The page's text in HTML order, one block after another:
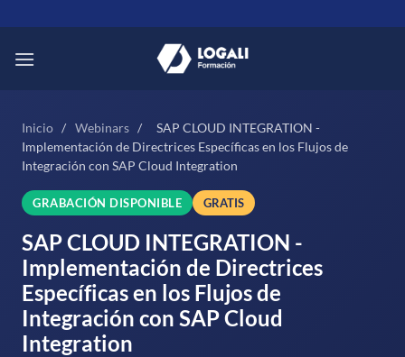
al
contenido
Inicio / Webinars /
SAP CLOUD INTEGRATION -
Implementación de Directrices Específicas en los Flujos de
Integración con SAP Cloud Integration
GRABACIÓN DISPONIBLE GRATIS
SAP CLOUD INTEGRATION -
Implementación de Directrices
Específicas en los Flujos de
Integración con SAP Cloud
Integration